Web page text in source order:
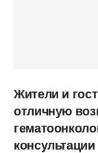
Жители и
отличную